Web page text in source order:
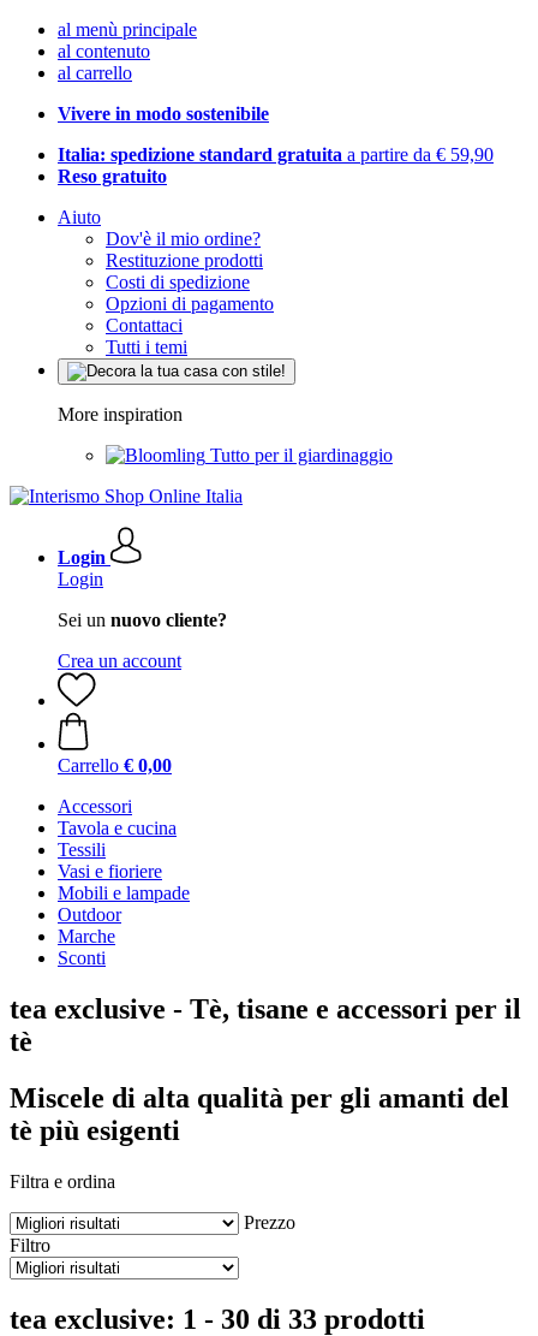
al menù principale
al contenuto
al carrello
Vivere in modo sostenibile
Italia: spedizione standard gratuita a partire da € 59,90
Reso gratuito
Aiuto
Dov'è il mio ordine?
Restituzione prodotti
Costi di spedizione
Opzioni di pagamento
Contattaci
Tutti i temi
More inspiration
Tutto per il giardinaggio
Login
Login
Sei un nuovo cliente?
Crea un account
Carrello € 0,00
Accessori
Tavola e cucina
Tessili
Vasi e fioriere
Mobili e lampade
Outdoor
Marche
Sconti
tea exclusive - Tè, tisane e accessori per il
tè
Miscele di alta qualità per gli amanti del
tè più esigenti
Filtra e ordina
Prezzo
Filtro
tea exclusive: 1 - 30 di 33 prodotti